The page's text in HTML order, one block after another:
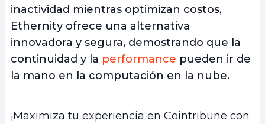
inactividad mientras optimizan costos,
Ethernity ofrece una alternativa
innovadora y segura, demostrando que la
continuidad y la performance pueden ir de
la mano en la computación en la nube.
¡Maximiza tu experiencia en Cointribune con